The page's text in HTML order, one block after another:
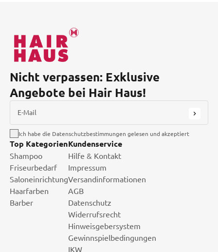
Nicht verpassen: Exklusive
Angebote bei Hair Haus!
E-Mail
Ich habe die Datenschutzbestimmungen gelesen und akzeptiert
Top Kategorien
Shampoo
Friseurbedarf
Saloneinrichtung
Haarfarben
Barber
Kundenservice
Hilfe & Kontakt
Impressum
Versandinformationen
AGB
Datenschutz
Widerrufsrecht
Hinweisgebersystem
Gewinnspielbedingungen
IKW